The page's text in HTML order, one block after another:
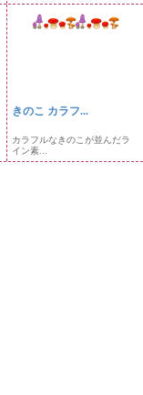
きのこ カラフ...
カラフルなきのこが並んだラ
イン素...